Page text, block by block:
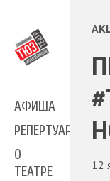
АФИША
РЕПЕРТУАР
О
ТЕАТРЕ
12